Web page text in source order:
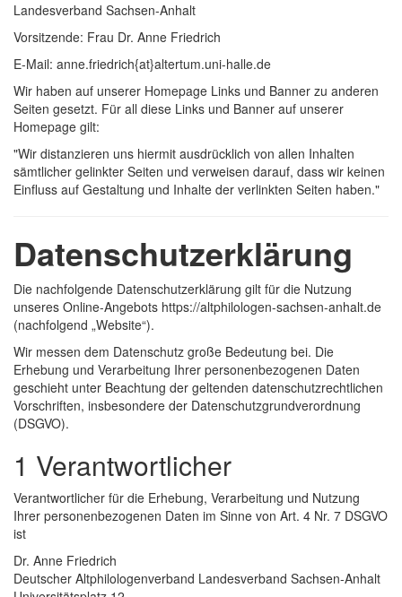
Landesverband Sachsen-Anhalt
Vorsitzende: Frau Dr. Anne Friedrich
E-Mail: anne.friedrich{at}altertum.uni-halle.de
Wir haben auf unserer Homepage Links und Banner zu anderen
Seiten gesetzt. Für all diese Links und Banner auf unserer
Homepage gilt:
"Wir distanzieren uns hiermit ausdrücklich von allen Inhalten
sämtlicher gelinkter Seiten und verweisen darauf, dass wir keinen
Einfluss auf Gestaltung und Inhalte der verlinkten Seiten haben."
Datenschutzerklärung
Die nachfolgende Datenschutzerklärung gilt für die Nutzung
unseres Online-Angebots https://altphilologen-sachsen-anhalt.de
(nachfolgend „Website“).
Wir messen dem Datenschutz große Bedeutung bei. Die
Erhebung und Verarbeitung Ihrer personenbezogenen Daten
geschieht unter Beachtung der geltenden datenschutzrechtlichen
Vorschriften, insbesondere der Datenschutzgrundverordnung
(DSGVO).
1 Verantwortlicher
Verantwortlicher für die Erhebung, Verarbeitung und Nutzung
Ihrer personenbezogenen Daten im Sinne von Art. 4 Nr. 7 DSGVO
ist
Dr. Anne Friedrich
Deutscher Altphilologenverband Landesverband Sachsen-Anhalt